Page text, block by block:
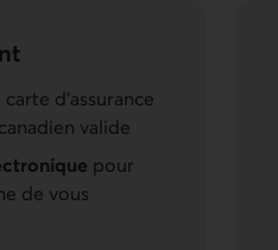
d’assurance
canadien valide
pour
de vous